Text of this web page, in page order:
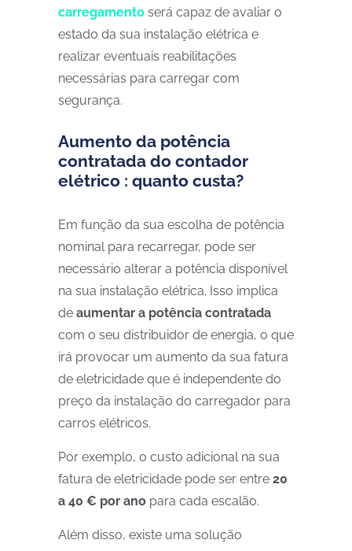
carregamento será capaz de avaliar o
estado da sua instalação elétrica e
realizar eventuais reabilitações
necessárias para carregar com
segurança.
Aumento da potência
contratada do contador
elétrico : quanto custa?
Em função da sua escolha de potência
nominal para recarregar, pode ser
necessário alterar a potência disponível
na sua instalação elétrica. Isso implica
de aumentar a potência contratada
com o seu distribuidor de energia, o que
irá provocar um aumento da sua fatura
de eletricidade que é independente do
preço da instalação do carregador para
carros elétricos.
Por exemplo, o custo adicional na sua
fatura de eletricidade pode ser entre 20
a 40 € por ano para cada escalão.
Além disso, existe uma solução